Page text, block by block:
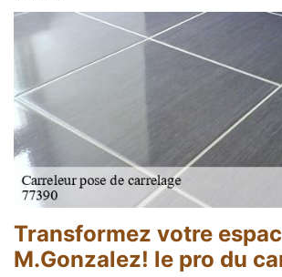
Transformez votre
M.Gonzalez! le pro du